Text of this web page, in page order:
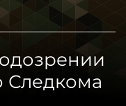
Следкома